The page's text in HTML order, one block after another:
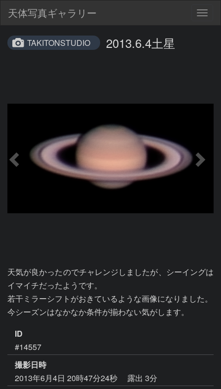
天体写真ギャラリー
TAKITONSTUDIO 2013.6.4土星
天気が良かったのでチャレンジしましたが、シーイングは
イマイチだったようです。
若干ミラーシフトがおきているような画像になりました。
今シーズンはなかなか条件が揃わない気がします。
ID
#14557
撮影日時
2013年6月4日 20時47分24秒
露出 3分